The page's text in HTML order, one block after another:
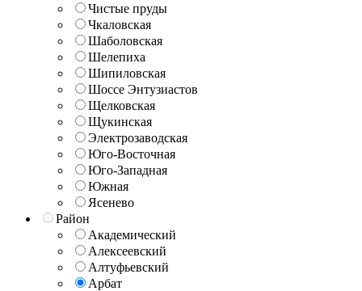
Чистые пруды
Чкаловская
Шаболовская
Шелепиха
Шипиловская
Шоссе Энтузиастов
Щелковская
Щукинская
Электрозаводская
Юго-Восточная
Юго-Западная
Южная
Ясенево
Район
Академический
Алексеевский
Алтуфьевский
Арбат